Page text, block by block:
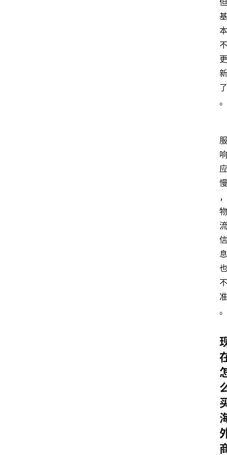
但
基
本
不
更
新
了
。
服
响
应
慢
，
物
流
信
息
也
不
准
。